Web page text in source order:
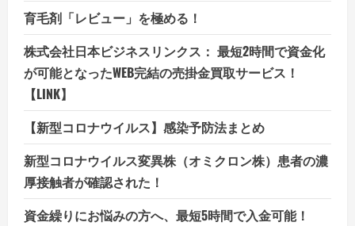
育毛剤「レビュー」を極める！
株式会社日本ビジネスリンクス： 最短2時間で資金化
が可能となったWEB完結の売掛金買取サービス！
【LINK】
【新型コロナウイルス】感染予防法まとめ
新型コロナウイルス変異株（オミクロン株）患者の濃
厚接触者が確認された！
資金繰りにお悩みの方へ、最短5時間で入金可能！